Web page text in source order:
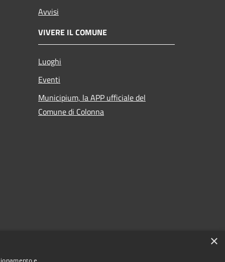
Avvisi
VIVERE IL COMUNE
Luoghi
Eventi
Municipium, la APP ufficiale del
Comune di Colonna
×
e